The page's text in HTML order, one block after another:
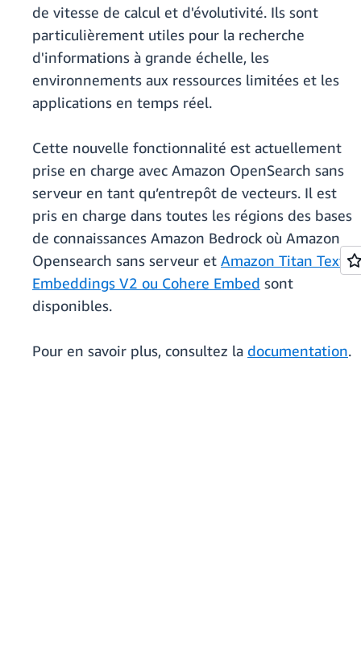
de vitesse de calcul et d'évolutivité. Ils sont
particulièrement utiles pour la recherche
d'informations à grande échelle, les
environnements aux ressources limitées et les
applications en temps réel.
Cette nouvelle fonctionnalité est actuellement
prise en charge avec Amazon OpenSearch sans
serveur en tant qu’entrepôt de vecteurs. Il est
pris en charge dans toutes les régions des bases
de connaissances Amazon Bedrock où Amazon
Opensearch sans serveur et Amazon Titan Text
Embeddings V2 ou Cohere Embed sont
disponibles.
Pour en savoir plus, consultez la documentation.